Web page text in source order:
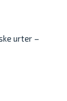
urter –